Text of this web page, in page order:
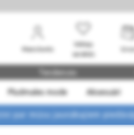
Mans konts
Vēlmju
saraksts
Pludmales mode Aksesuāri
Tendences
par mūsu jaunākajiem